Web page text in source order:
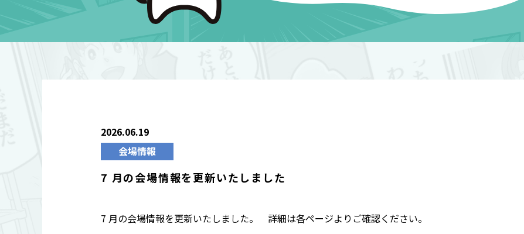
2026.06.19
会場情報
7 月の会場情報を更新いたしました
7 月の会場情報を更新いたしました。 詳細は各ページよりご確認ください。